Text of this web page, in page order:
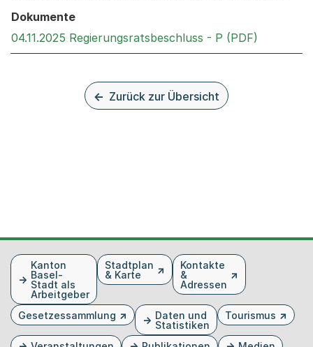
Dokumente
04.11.2025 Regierungsratsbeschluss - P (PDF)
Zurück zur Übersicht
FusszeileKanton
Basel-
Stadt als
Arbeitgeber
Stadtplan
& Karte
Kontakte
&
Adressen
Gesetzessammlung
Daten und
Statistiken
Tourismus